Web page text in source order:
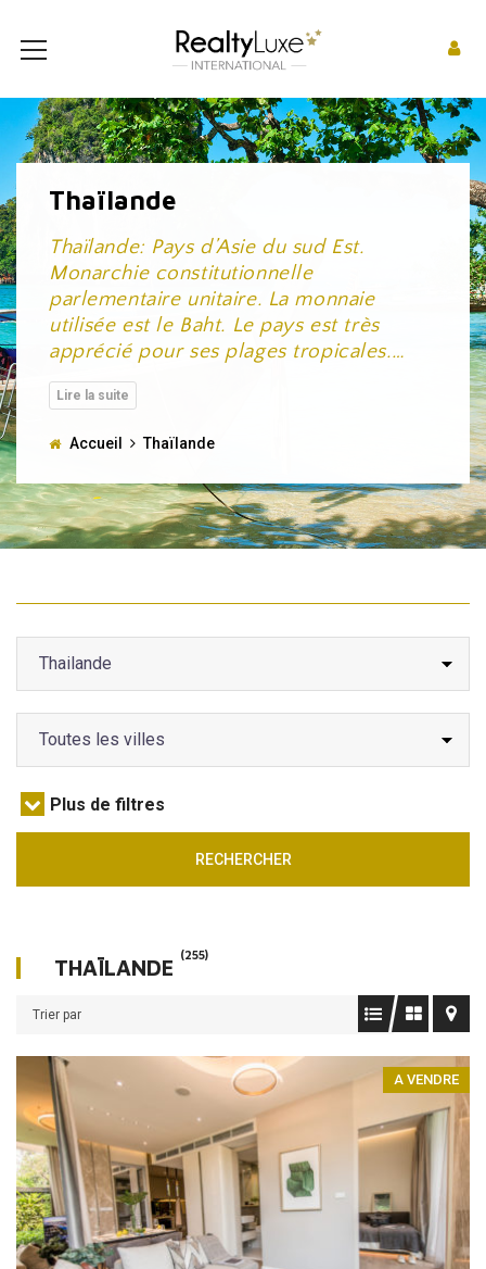
Thaïlande
Thaïlande: Pays d’Asie du sud Est.
Monarchie constitutionnelle
parlementaire unitaire. La monnaie
utilisée est le Baht. Le pays est très
apprécié pour ses plages tropicales.…
Accueil Thaïlande
A VENDRE
A LOUER
Plus de filtres
RECHERCHER
THAÏLANDE
(255)
Trier par
A VENDRE